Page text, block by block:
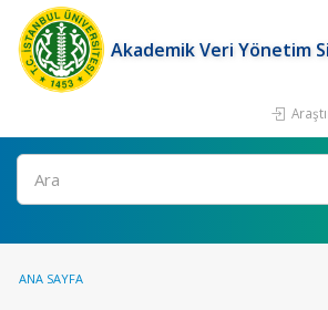
Akademik Veri Yönetim
Ara
ANA SAYFA